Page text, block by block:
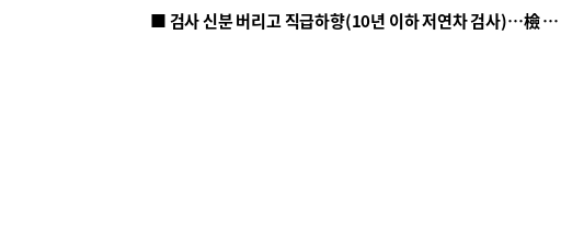
■ 검사 신분 버리고 직급하향(10년 이하 저연차 검사)…檢 중수청행 기피